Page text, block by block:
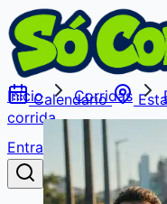
Calendário
corrida
Entrar
Buscar
Início Corridas